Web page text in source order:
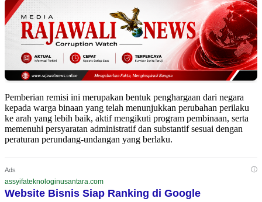
Pemberian remisi ini merupakan bentuk penghargaan dari negara
kepada warga binaan yang telah menunjukkan perubahan perilaku
ke arah yang lebih baik, aktif mengikuti program pembinaan, serta
memenuhi persyaratan administratif dan substantif sesuai dengan
peraturan perundang-undangan yang berlaku.
Ads ⓘ
assyifateknologinusantara.com
Website Bisnis Siap Ranking di Google